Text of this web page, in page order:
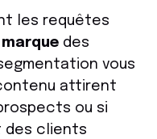
les requêtes
des
vous
attirent
ou si
des clients